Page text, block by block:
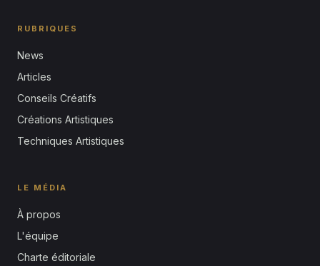
RUBRIQUES
News
Articles
Conseils Créatifs
Créations Artistiques
Techniques Artistiques
LE MÉDIA
À propos
L'équipe
Charte éditoriale